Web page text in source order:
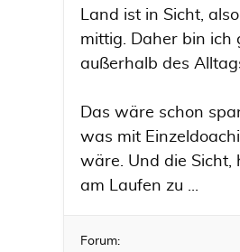
Land ist in Sicht,
mittig. Daher bin ich
außerhalb des
Das wäre schon
was mit
wäre. Und die Sicht,
am Laufen zu ...
Forum: